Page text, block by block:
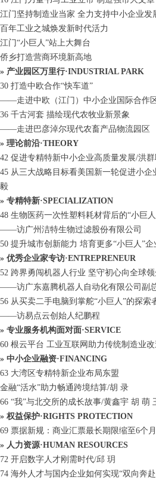
江门坚持制造业当家 全力支持中小企业发
百年工业之城焕发新时代活力
江门“小巨人”站上大舞台
侨乡打造营商环境新高地
» 产业园区万里行·INDUSTRIAL PARK
30 打造中欧合作“快车道”
——走进中欧（江门）中小企业国际合作
36 千古河套 描绘现代农牧业新景象
——走进巴彦淖尔现代农畜产品物流园区
» 理论前沿·THEORY
42 促进专精特新中小企业高质量发展/洪群
45 从三大战略目标看美国新一轮促进小
毅
» 专精特新·SPECIALIZATION
48 生物医药一次性塑料耗材背后的“小巨人
——访广州洁特生物过滤股份有限公司
50 提升城市创新能力 培育更多“小巨人”
» 优秀企业家专访·ENTREPRENEUR
52 跨界勇闯机器人行业 坚守初心向全球
——访广东嘉腾机器人自动化有限公司副
56 从买卖二手电脑到掌舵“小巨人”的探索
——访易点云创始人纪鹏程
» 专业服务机构面对面·SERVICE
60 根云平台 工业互联网助力传统制造业
» 中小企业融资·FINANCING
63 大湾区专精特新企业布局东盟
金融“活水”助力畅通跨境结算/胡 录
66 “我”与北交所的成长故事/黄鑫宇 胡 萌
» 权益保护·RIGHTS PROTECTION
69 票据新规：商业汇票最长期限缩至6个
» 人力资源·HUMAN RESOURCES
72 开启数字人才刚需时代/邱 玥
74 海外人才与国内企业如何实现“双向奔